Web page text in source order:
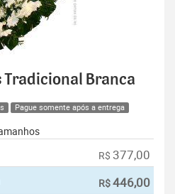
Tradicional Branca
Pague somente após a entrega
R$ 377,00
R$446,00